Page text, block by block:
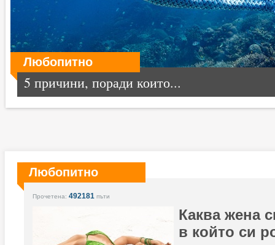
Любопитно
5 причини, поради които...
Любопитно
Прочетена: 492181 пъти
Каква жена
в който си